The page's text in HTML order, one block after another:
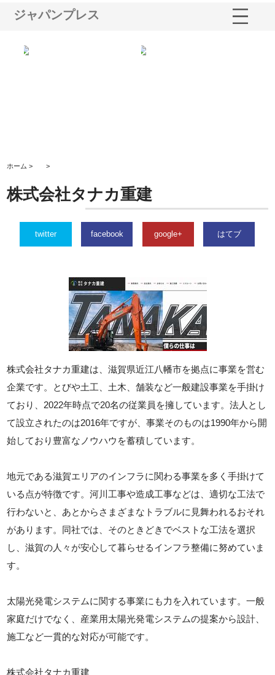
ジャパンプレス
ホーム > >
株式会社タナカ重建
twitter facebook google+ はてブ
株式会社タナカ重建は、滋賀県近江八幡市を拠点に事業を営む
企業です。とびや土工、土木、舗装など一般建設事業を手掛け
ており、2022年時点で20名の従業員を擁しています。法人とし
て設立されたのは2016年ですが、事業そのものは1990年から開
始しており豊富なノウハウを蓄積しています。
地元である滋賀エリアのインフラに関わる事業を多く手掛けて
いる点が特徴です。河川工事や造成工事などは、適切な工法で
行わないと、あとからさまざまなトラブルに見舞われるおそれ
があります。同社では、そのときどきでベストな工法を選択
し、滋賀の人々が安心して暮らせるインフラ整備に努めていま
す。
太陽光発電システムに関する事業にも力を入れています。一般
家庭だけでなく、産業用太陽光発電システムの提案から設計、
施工など一貫的な対応が可能です。
株式会社タナカ重建